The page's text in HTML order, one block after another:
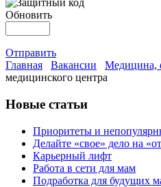
Обновить
Отправить
Главная
Вакансии Медицина,
медицинского центра
Новые статьи
Приоритеты и
Делайте «свое» дело на
Карьерный лифт
Работа в сети для мам
Подработка для будущих